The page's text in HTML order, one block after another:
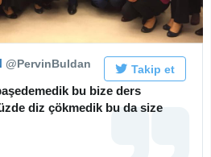
Takip et
‎@PervinBuldan
bu bize ders
diz çökmedik bu da size